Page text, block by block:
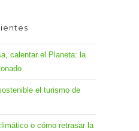
calentar el Planeta: la
el turismo de
o cómo retrasar la